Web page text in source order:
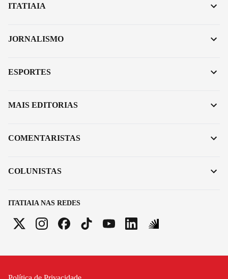
ITATIAIA NAS REDES
ITATIAIA
JORNALISMO
ESPORTES
MAIS EDITORIAS
COMENTARISTAS
COLUNISTAS